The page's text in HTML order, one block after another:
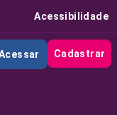
Acessibilidade
Cadastrar